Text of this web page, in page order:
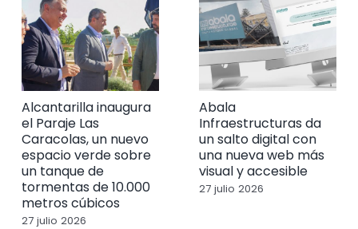
Alcantarilla inaugura
el Paraje Las
Caracolas, un nuevo
espacio verde sobre
un tanque de
tormentas de 10.000
metros cúbicos
27 julio 2026
Abala
Infraestructuras da
un salto digital con
una nueva web más
visual y accesible
27 julio 2026